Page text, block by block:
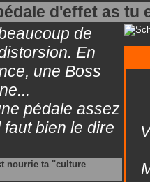
d'effet as tu
de
En
une Boss
pédale assez
faut bien le dire
nourrie ta "culture